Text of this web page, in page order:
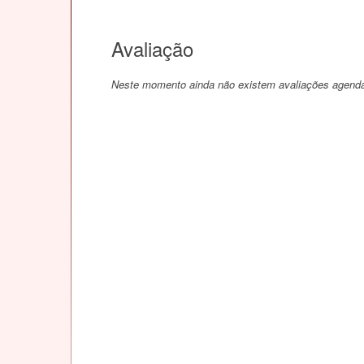
Avaliação
Neste momento ainda não existem avaliações